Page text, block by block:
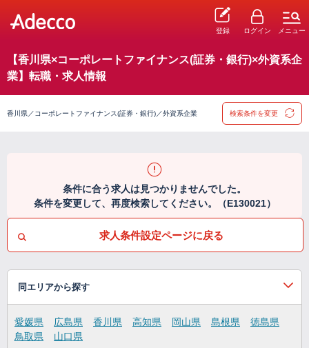
登録 ログイン メニュー
【香川県×コーポレートファイナンス(証券・銀行)×外資系企
業】転職・求人情報
香川県／コーポレートファイナンス(証券・銀行)／外資系企業 検索条件を変更
条件に合う求人は見つかりませんでした。
条件を変更して、再度検索してください。（E130021）
求人条件設定ページに戻る
同エリアから探す
愛媛県 広島県 香川県 高知県 岡山県 島根県
徳島県
鳥取県
山口県